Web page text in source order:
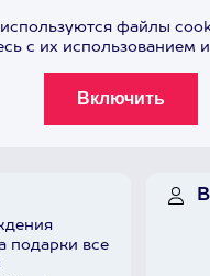
файлы
с их использованием
подарки все